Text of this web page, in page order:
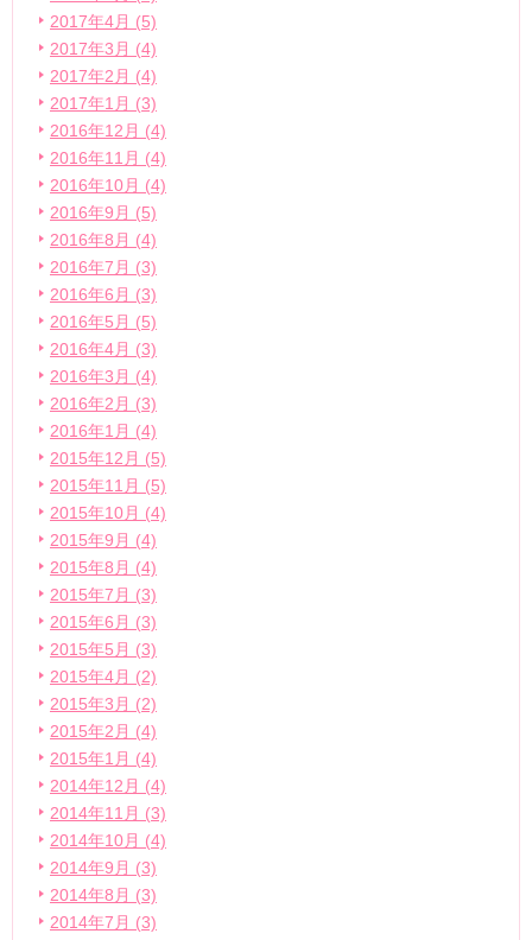
2017年4月 (5)
2017年3月 (4)
2017年2月 (4)
2017年1月 (3)
2016年12月 (4)
2016年11月 (4)
2016年10月 (4)
2016年9月 (5)
2016年8月 (4)
2016年7月 (3)
2016年6月 (3)
2016年5月 (5)
2016年4月 (3)
2016年3月 (4)
2016年2月 (3)
2016年1月 (4)
2015年12月 (5)
2015年11月 (5)
2015年10月 (4)
2015年9月 (4)
2015年8月 (4)
2015年7月 (3)
2015年6月 (3)
2015年5月 (3)
2015年4月 (2)
2015年3月 (2)
2015年2月 (4)
2015年1月 (4)
2014年12月 (4)
2014年11月 (3)
2014年10月 (4)
2014年9月 (3)
2014年8月 (3)
2014年7月 (3)